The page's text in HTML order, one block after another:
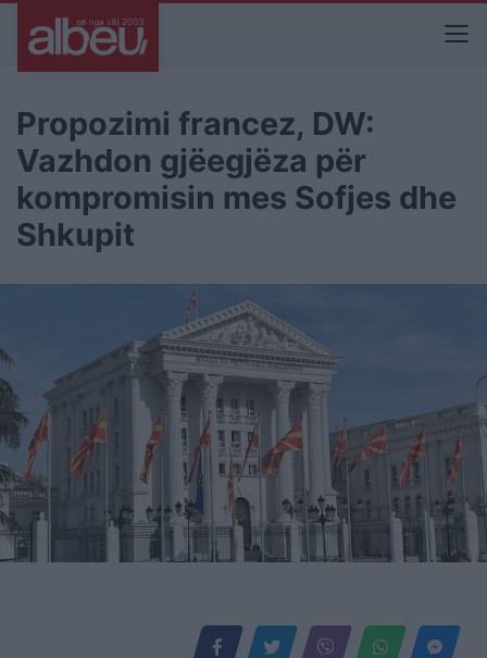
Propozimi francez, DW:
Vazhdon gjëegjëza për
kompromisin mes Sofjes dhe
Shkupit